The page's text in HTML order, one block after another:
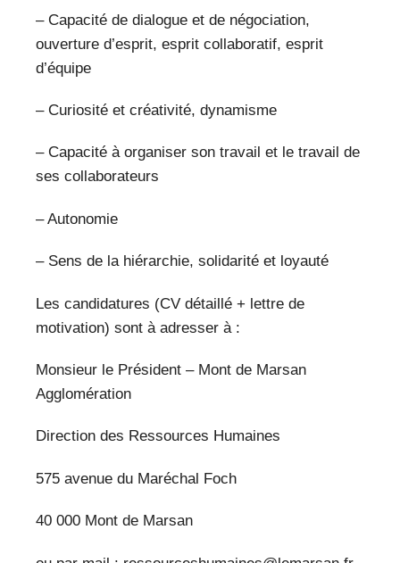
– Capacité de dialogue et de négociation,
ouverture d’esprit, esprit collaboratif, esprit
d’équipe
– Curiosité et créativité, dynamisme
– Capacité à organiser son travail et le travail de
ses collaborateurs
– Autonomie
– Sens de la hiérarchie, solidarité et loyauté
Les candidatures (CV détaillé + lettre de
motivation) sont à adresser à :
Monsieur le Président – Mont de Marsan
Agglomération
Direction des Ressources Humaines
575 avenue du Maréchal Foch
40 000 Mont de Marsan